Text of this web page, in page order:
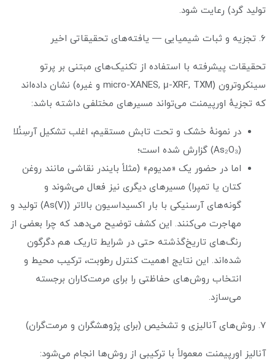
تولید گرد) رعایت شود.
۶. تجزیه و ثبات شیمیایی — یافته‌های تحقیقاتی اخیر
تحقیقات پیشرفته با استفاده از تکنیک‌های مبتنی بر پرتو
سینکروترون (micro-XANES, μ-XRF, TXM و غیره) نشان داده‌اند
که تجزیهٔ اورپیمنت می‌تواند مسیرهای مختلفی داشته باشد:
در نمونهٔ خشک و تحت تابش مستقیم، اغلب تشکیل آرسِنُلا
(As₂O₃) گزارش شده است؛
اما در حضور یک «مدیوم» (مثلاً بایندر نقاشی مانند روغن
کتان یا تمپرا) مسیرهای دیگری نیز فعال می‌شوند و
گونه‌های آرسنیکی با بار اکسیداسیون بالاتر (As(V)) تولید و
مهاجرت می‌کنند. این کشف توضیح می‌دهد که چرا بعضی از
رنگ‌های تاریخ‌گذشته حتی در شرایط تاریک هم دگرگون
شده‌اند. این نتایج اهمیت کنترل رطوبت، ترکیب محیط و
انتخاب روش‌های حفاظتی را برای مرمت‌کاران برجسته
می‌سازد.
۷. روش‌های آنالیزی و تشخیص (برای پژوهشگران و مرمت‌گران)
آنالیز اورپیمنت معمولاً با ترکیبی از روش‌ها انجام می‌شود: